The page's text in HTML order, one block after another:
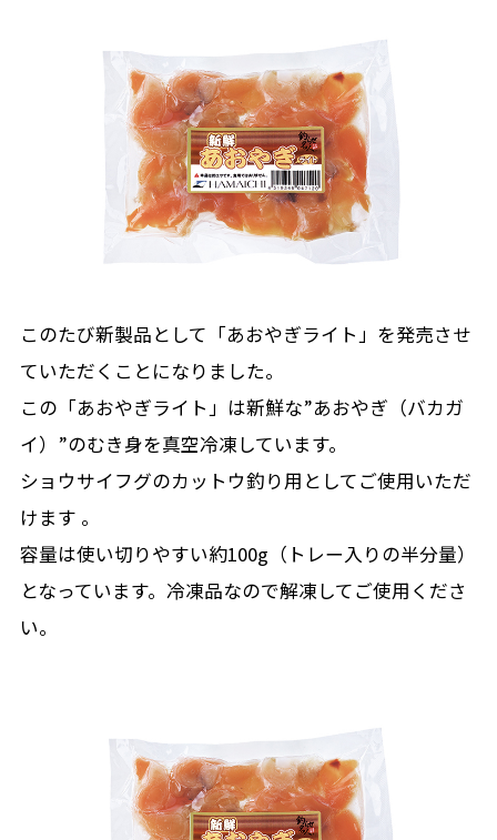
このたび新製品として「あおやぎライト」を発売させ
ていただくことになりました。
この「あおやぎライト」は新鮮な”あおやぎ（バカガ
イ）”のむき身を真空冷凍しています。
ショウサイフグのカットウ釣り用としてご使用いただ
けます 。
容量は使い切りやすい約100g（トレー入りの半分量）
となっています。冷凍品なので解凍してご使用くださ
い。